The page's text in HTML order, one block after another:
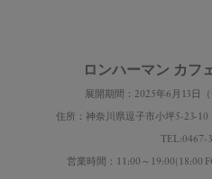
ロンハーマン カフ
展開期間：2025年6月13日
住所：神奈川県逗子市小坪5-23-
TEL:0467-
営業時間：11:00～19:00(18:00